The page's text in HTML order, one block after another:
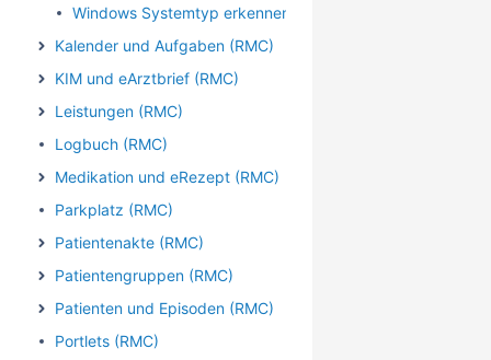
Windows Systemtyp erkennen
Kalender und Aufgaben (RMC)
KIM und eArztbrief (RMC)
Leistungen (RMC)
Logbuch (RMC)
Medikation und eRezept (RMC)
Parkplatz (RMC)
Patientenakte (RMC)
Patientengruppen (RMC)
Patienten und Episoden (RMC)
Portlets (RMC)